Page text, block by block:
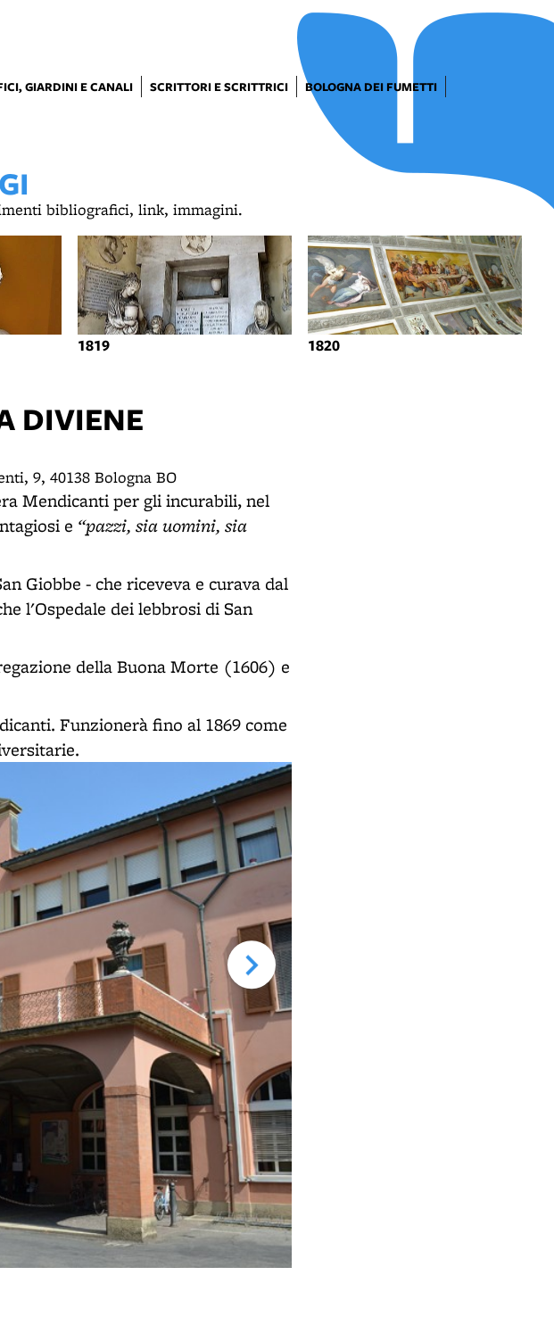
GIARDINI E CANALI SCRITTORI E SCRITTRICI
BOLOGNA DEI FUMETTI
bibliografici, link, immagini.
1819 1820
DIVIENE
9, 40138 Bologna BO
Mendicanti per gli incurabili, nel
e “pazzi, sia uomini, sia
Giobbe - che riceveva e curava dal
l'Ospedale dei lebbrosi di San
della Buona Morte (1606) e
Funzionerà fino al 1869 come